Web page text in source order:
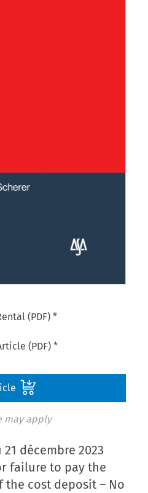
(PDF) *
(PDF) *
may apply
décembre 2023
failure to pay the
the cost deposit – No